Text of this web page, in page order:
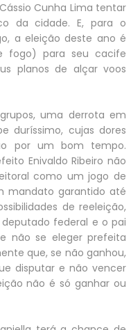
Cunha Lima tentar
da cidade. E, para o
a eleição deste ano é
fogo) para seu cacife
planos de alçar voos
uma derrota em
duríssimo, cujas dores
por um bom tempo.
Enivaldo Ribeiro não
como um jogo de
mandato garantido até
de reeleição,
federal e o pai
não se eleger prefeita
que, se não ganhou,
disputar e não vencer
não é só ganhar ou